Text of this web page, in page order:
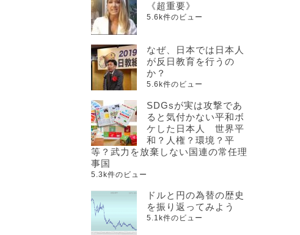
《超重要》
5.6k件のビュー
なぜ、日本では日本人
が反日教育を行うの
か？
5.6k件のビュー
SDGsが実は攻撃であ
ると気付かない平和ボ
ケした日本人 世界平
和？人権？環境？平
等？武力を放棄しない国連の常任理
事国
5.3k件のビュー
ドルと円の為替の歴史
を振り返ってみよう
5.1k件のビュー